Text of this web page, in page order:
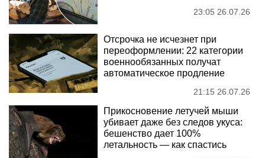
23:05 26.07.26
Отсрочка не исчезнет при
переоформлении: 22 категории
военнообязанных получат
автоматическое продление
21:15 26.07.26
Прикосновение летучей мыши
убивает даже без следов укуса:
бешенство дает 100%
летальность — как спастись